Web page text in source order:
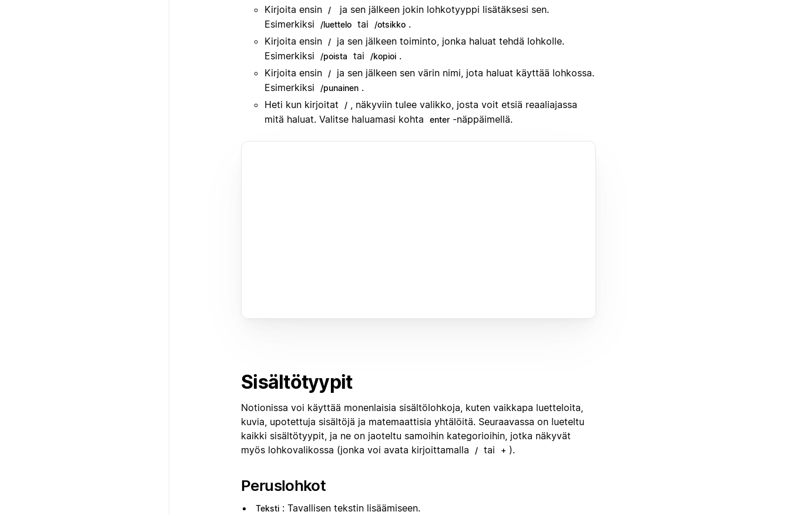
Kirjoita ensin
/
ja sen jälkeen jokin lohkotyyppi lisätäksesi sen.
Esimerkiksi
/luettelo tai /otsikko .
Kirjoita ensin
/
ja sen jälkeen toiminto, jonka haluat tehdä lohkolle.
Esimerkiksi
/poista tai /kopioi .
Kirjoita ensin
/
ja sen jälkeen sen värin nimi, jota haluat käyttää lohkossa.
Esimerkiksi
/punainen .
Heti kun kirjoitat
/ , näkyviin tulee valikko, josta voit etsiä reaaliajassa
mitä haluat. Valitse haluamasi kohta
enter -näppäimellä.
Sisältötyypit
Notionissa voi käyttää monenlaisia sisältölohkoja, kuten vaikkapa luetteloita,
kuvia, upotettuja sisältöjä ja matemaattisia yhtälöitä. Seuraavassa on lueteltu
kaikki sisältötyypit, ja ne on jaoteltu samoihin kategorioihin, jotka näkyvät
myös lohkovalikossa (jonka voi avata kirjoittamalla
/ tai + ).
Peruslohkot
Teksti : Tavallisen tekstin lisäämiseen.